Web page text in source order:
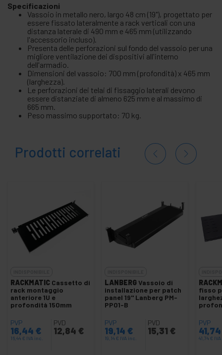
Specificazioni
Vassoio in metallo nero, largo 48 cm (19"), progettato per
essere fissato lateralmente a rack verticali con una
distanza laterale di 490 mm e 465 mm (utilizzando
l'accessorio incluso).
Presenta delle perforazioni sul fondo del vassoio per una
migliore ventilazione dei dispositivi all'interno
dell'armadio.
Dimensioni del vassoio: 700 mm (profondità) x 465 mm
(larghezza).
Le perforazioni dei telai di fissaggio laterali devono
essere distanziate di almeno 625 mm e al massimo di
665 mm.
Peso massimo supportato: 70 kg.
Prodotti correlati
RACKMATIC Cassetto di
rack montaggio
anteriore 1U e
profondità 150mm
PVP
16,44 €
16,44 € IVA inc.
PVD
12,84 €
LANBERGVassoio di
installazione per patch
panel 19" Lanberg PM-
PP01-B
PVP
19,14 €
19,14 € IVA inc.
PVD
15,31 €
fisso
PVP
41,74 €